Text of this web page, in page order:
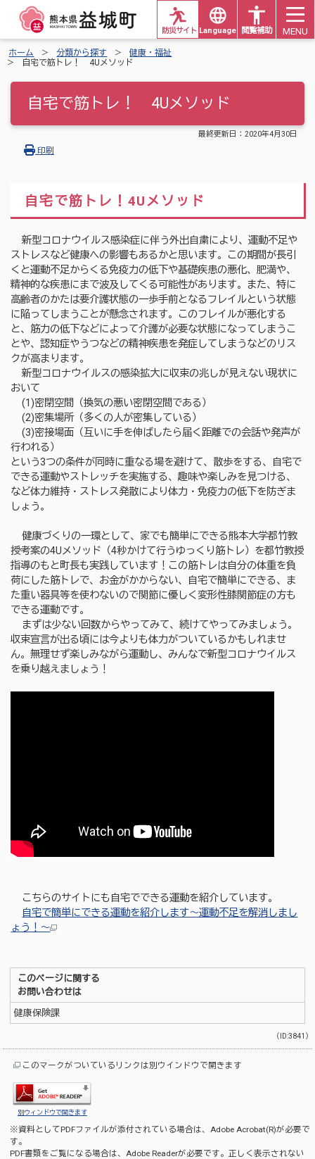
Languages 閲覧補助
防災サイト MENU
ホーム 分類から探す
健康・福祉
自宅で筋トレ！ 4Uメソッド
自宅で筋トレ！ 4Uメソッド
最終更新日： 2020年4月30日
印刷
自宅で筋トレ！4Uメソッド
新型コロナウイルス感染症に伴う外出自粛により、運動不足や
ストレスなど健康への影響もあるかと思います。この期間が長引
くと運動不足からくる免疫力の低下や基礎疾患の悪化、肥満や、
精神的な疾患にまで波及してくる可能性があります。また、特に
高齢者のかたは要介護状態の一歩手前となるフレイルという状態
に陥ってしまうことが懸念されます。このフレイルが悪化する
と、筋力の低下などによって介護が必要な状態になってしまうこ
とや、認知症やうつなどの精神疾患を発症してしまうなどのリス
クが高まります。
新型コロナウイルスの感染拡大に収束の兆しが見えない現状に
おいて
(1)密閉空間（換気の悪い密閉空間である）
(2)密集場所（多くの人が密集している）
(3)密接場面（互いに手を伸ばしたら届く距離での会話や発声が
行われる）
という3つの条件が同時に重なる場を避けて、散歩をする、自宅で
できる運動やストレッチを実施する、趣味や楽しみを見つける、
など体力維持・ストレス発散により体力・免疫力の低下を防ぎま
しょう。
健康づくりの一環として、家でも簡単にできる熊本大学都竹教
授考案の4Uメソッド（4秒かけて行うゆっくり筋トレ）を都竹教授
指導のもと町長も実践しています！この筋トレは自分の体重を負
荷にした筋トレで、お金がかからない、自宅で簡単にできる、ま
た重い器具等を使わないので関節に優しく変形性膝関節症の方も
できる運動です。
まずは少ない回数からやってみて、続けてやってみましょう。
収束宣言が出る頃には今よりも体力がついているかもしれませ
ん。無理せず楽しみながら運動し、みんなで新型コロナウイルス
を乗り越えましょう！
こちらのサイトにも自宅でできる運動を紹介しています。
自宅で簡単にできる運動を紹介します〜運動不足を解消しまし
ょう！〜
このページに関する
お問い合わせは
健康保険課
（ID:3841）
このマークがついているリンクは別ウインドウで開きます
別ウィンドウで開きます
※資料としてPDFファイルが添付されている場合は、 Adobe Acrobat(R)が必要で
す。
PDF書類をご覧になる場合は、 Adobe Readerが必要です。正しく表示されない